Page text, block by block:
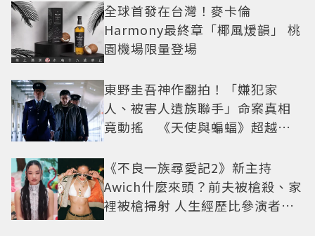
全球首發在台灣！麥卡倫
Harmony最終章「椰風煖韻」 桃
園機場限量登場
東野圭吾神作翻拍！「嫌犯家
人、被害人遺族聯手」命案真相
竟動搖 《天使與蝙蝠》超越懸
《不良一族尋愛記2》新主持
Awich什麼來頭？前夫被槍殺、家
裡被槍掃射 人生經歷比參演者還